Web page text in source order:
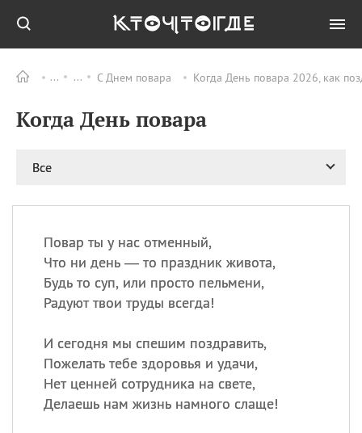
С Днем повара Когда День повара 2026, как
Когда День повара
Все
Повар ты у нас отменный,
Что ни день — то праздник живота,
Будь то суп, или просто пельмени,
Радуют твои труды всегда!
И сегодня мы спешим поздравить,
Пожелать тебе здоровья и удачи,
Нет ценней сотрудника на свете,
Делаешь нам жизнь намного слаще!
ПРАЗДНИКИ Все
08.08
День мира в Аугсбурге
великомученика
Пантелеймона –
покровителя всех
врачей и целителя
больных
Lovers Day)